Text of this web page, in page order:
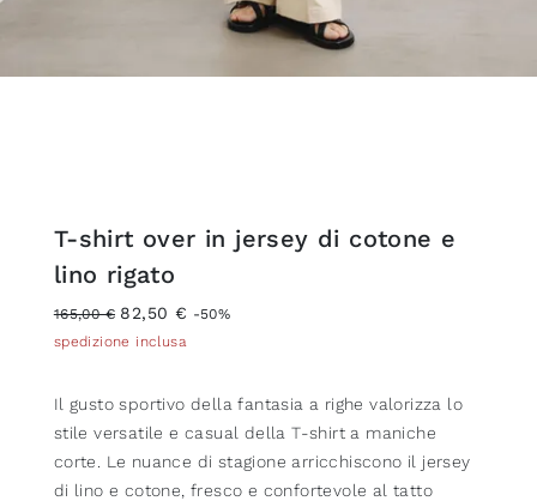
T-shirt over in jersey di cotone e
lino rigato
165,00 € 82,50 € -50%
spedizione inclusa
Il gusto sportivo della fantasia a righe valorizza lo
stile versatile e casual della T-shirt a maniche
corte. Le nuance di stagione arricchiscono il jersey
di lino e cotone, fresco e confortevole al tatto